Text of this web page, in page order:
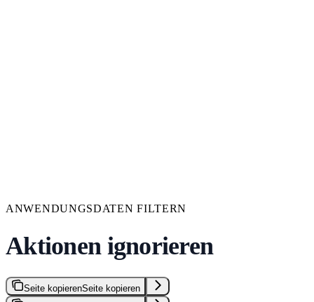
ANWENDUNGSDATEN FILTERN
Aktionen ignorieren
Seite kopierenSeite kopieren